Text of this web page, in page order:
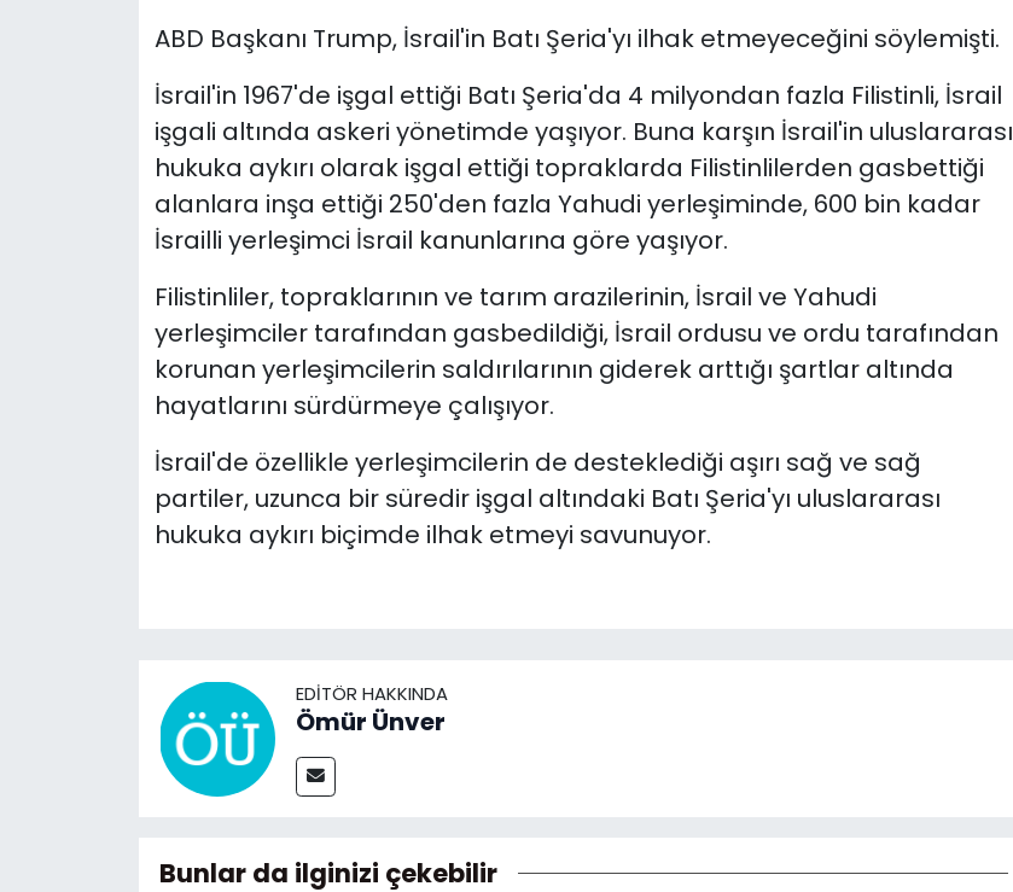
ABD Başkanı Trump, İsrail'in Batı Şeria'yı ilhak etmeyeceğini söylemişti.
İsrail'in 1967'de işgal ettiği Batı Şeria'da 4 milyondan fazla Filistinli, İsrail
işgali altında askeri yönetimde yaşıyor. Buna karşın İsrail'in uluslararası
hukuka aykırı olarak işgal ettiği topraklarda Filistinlilerden gasbettiği
alanlara inşa ettiği 250'den fazla Yahudi yerleşiminde, 600 bin kadar
İsrailli yerleşimci İsrail kanunlarına göre yaşıyor.
Filistinliler, topraklarının ve tarım arazilerinin, İsrail ve Yahudi
yerleşimciler tarafından gasbedildiği, İsrail ordusu ve ordu tarafından
korunan yerleşimcilerin saldırılarının giderek arttığı şartlar altında
hayatlarını sürdürmeye çalışıyor.
İsrail'de özellikle yerleşimcilerin de desteklediği aşırı sağ ve sağ
partiler, uzunca bir süredir işgal altındaki Batı Şeria'yı uluslararası
hukuka aykırı biçimde ilhak etmeyi savunuyor.
EDITÖR HAKKINDA
Ömür Ünver
Bunlar da ilginizi çekebilir